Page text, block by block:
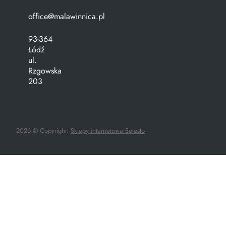
office@malawinnica.pl
93-364
Łódź
ul.
Rzgowska
203
2026 © Copyright. Sklepy internetowe Selesto